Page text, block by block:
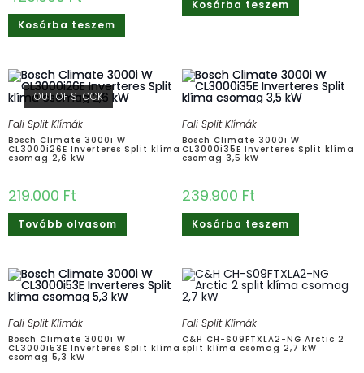
Kosárba teszem
Kosárba teszem
OUT OF STOCK
Fali Split Klímák
Bosch Climate 3000i W
CL3000i26E Inverteres Split klíma
csomag 2,6 kW
219.000 Ft
Tovább olvasom
Fali Split Klímák
Bosch Climate 3000i W
CL3000i35E Inverteres Split klíma
csomag 3,5 kW
239.900 Ft
Kosárba teszem
Fali Split Klímák
Bosch Climate 3000i W
CL3000i53E Inverteres Split klíma
csomag 5,3 kW
Fali Split Klímák
C&H CH-S09FTXLA2-NG Arctic 2
split klíma csomag 2,7 kW